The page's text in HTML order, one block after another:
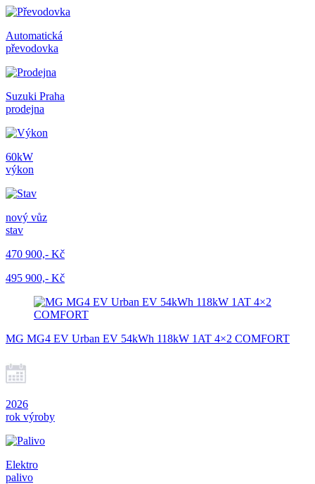
Automatická
převodovka
Suzuki Praha
prodejna
60kW
výkon
nový vůz
stav
470 900,- Kč
495 900,- Kč
MG MG4 EV Urban EV 54kWh 118kW 1AT 4×2 COMFORT
2026
rok výroby
Elektro
palivo